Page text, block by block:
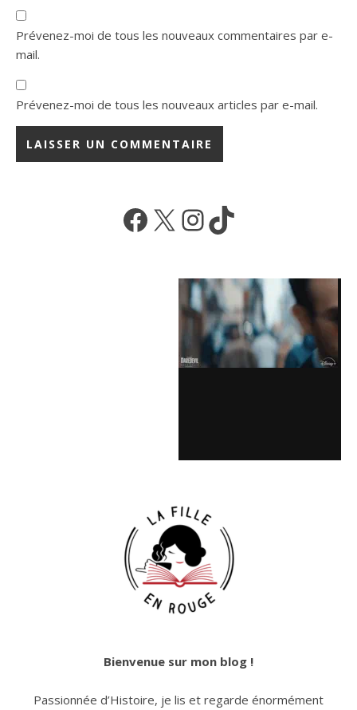
Prévenez-moi de tous les nouveaux commentaires par e-
mail.
Prévenez-moi de tous les nouveaux articles par e-mail.
Facebook
X Instagram
TikTok
Bienvenue sur mon blog !
Passionnée d’Histoire, je lis et regarde énormément